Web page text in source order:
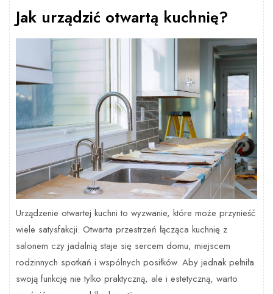
Jak urządzić otwartą kuchnię?
Urządzenie otwartej kuchni to wyzwanie, które może przynieść
wiele satysfakcji. Otwarta przestrzeń łącząca kuchnię z
salonem czy jadalnią staje się sercem domu, miejscem
rodzinnych spotkań i wspólnych posiłków. Aby jednak pełniła
swoją funkcję nie tylko praktyczną, ale i estetyczną, warto